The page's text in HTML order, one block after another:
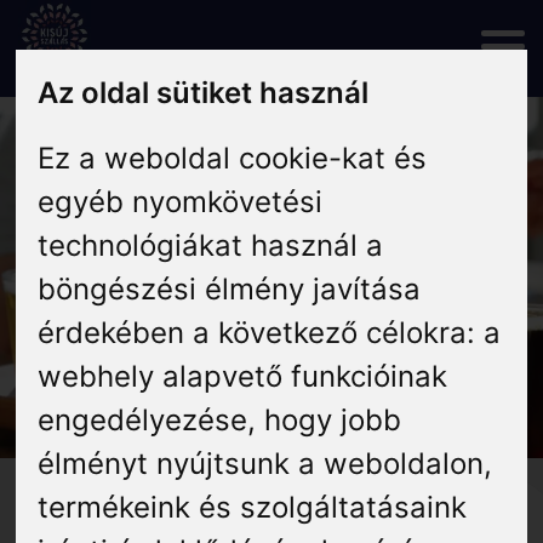
Az oldal sütiket használ
Ez a weboldal cookie-kat és
egyéb nyomkövetési
technológiákat használ a
böngészési élmény javítása
érdekében a következő célokra: a
webhely alapvető funkcióinak
engedélyezése, hogy jobb
élményt nyújtsunk a weboldalon,
termékeink és szolgáltatásaink
Skip
to
content
Rólunk
Hírek
Programok
Szállás
Vendéglátás
Keressük Kisújszállás